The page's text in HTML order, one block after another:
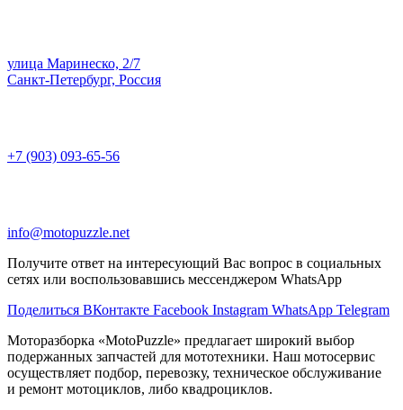
улица Маринеско, 2/7
Санкт-Петербург, Россия
+7 (903) 093-65-56
info@motopuzzle.net
Получите ответ на интересующий Вас вопрос в социальных
сетях или воспользовавшись мессенджером WhatsApp
Поделиться ВКонтакте Facebook Instagram WhatsApp Telegram
Моторазборка «MotoPuzzle» предлагает широкий выбор
подержанных запчастей для мототехники. Наш мотосервис
осуществляет подбор, перевозку, техническое обслуживание
и ремонт мотоциклов, либо квадроциклов.